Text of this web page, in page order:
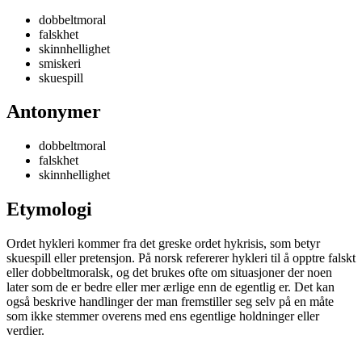
dobbeltmoral
falskhet
skinnhellighet
smiskeri
skuespill
Antonymer
dobbeltmoral
falskhet
skinnhellighet
Etymologi
Ordet hykleri kommer fra det greske ordet hykrisis, som betyr
skuespill eller pretensjon. På norsk refererer hykleri til å opptre falskt
eller dobbeltmoralsk, og det brukes ofte om situasjoner der noen
later som de er bedre eller mer ærlige enn de egentlig er. Det kan
også beskrive handlinger der man fremstiller seg selv på en måte
som ikke stemmer overens med ens egentlige holdninger eller
verdier.